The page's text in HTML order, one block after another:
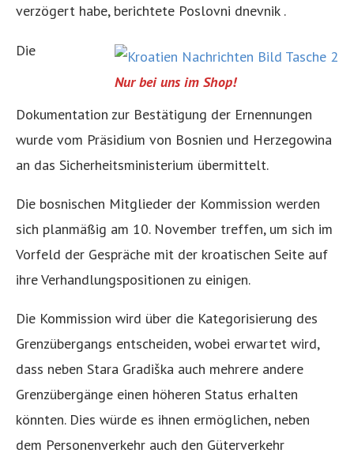
verzögert habe, berichtete Poslovni dnevnik .
Nur bei uns im Shop!
Die
Dokumentation zur Bestätigung der Ernennungen
wurde vom Präsidium von Bosnien und Herzegowina
an das Sicherheitsministerium übermittelt.
Die bosnischen Mitglieder der Kommission werden
sich planmäßig am 10. November treffen, um sich im
Vorfeld der Gespräche mit der kroatischen Seite auf
ihre Verhandlungspositionen zu einigen.
Die Kommission wird über die Kategorisierung des
Grenzübergangs entscheiden, wobei erwartet wird,
dass neben Stara Gradiška auch mehrere andere
Grenzübergänge einen höheren Status erhalten
könnten. Dies würde es ihnen ermöglichen, neben
dem Personenverkehr auch den Güterverkehr